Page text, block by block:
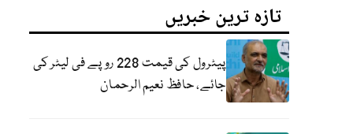
تازہ ترین خبریں
پیٹرول کی قیمت 228 روپے فی لیٹر کی
جائے، حافظ نعیم الرحمان